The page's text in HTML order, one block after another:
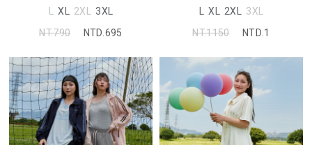
L XL 2XL 3XL
NT.790
NTD.695
L XL 2XL 3XL
NT.1150
NTD.1